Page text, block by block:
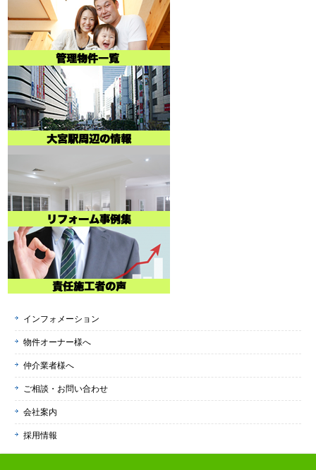
インフォメーション
物件オーナー様へ
仲介業者様へ
ご相談・お問い合わせ
会社案内
採用情報